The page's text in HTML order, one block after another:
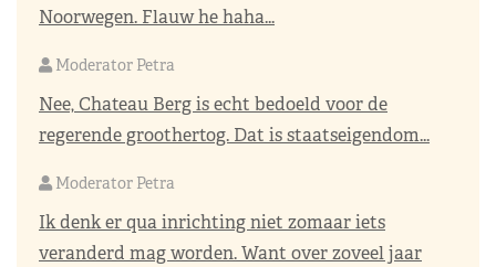
Noorwegen. Flauw he haha...
Moderator Petra
Nee, Chateau Berg is echt bedoeld voor de
regerende groothertog. Dat is staatseigendom...
Moderator Petra
Ik denk er qua inrichting niet zomaar iets
veranderd mag worden. Want over zoveel jaar